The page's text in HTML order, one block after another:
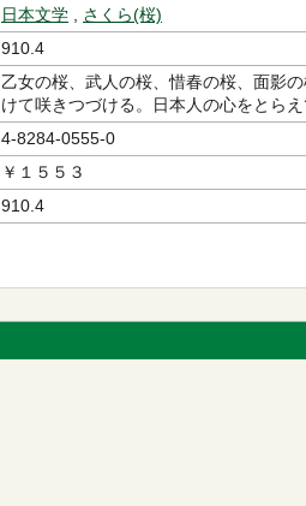
日本文学
さくら(桜)
910.4
乙女の桜、武人の桜、惜春の桜、面影
けて咲きつづける。日本人の心をとら
4-8284-0555-0
￥１５５３
910.4